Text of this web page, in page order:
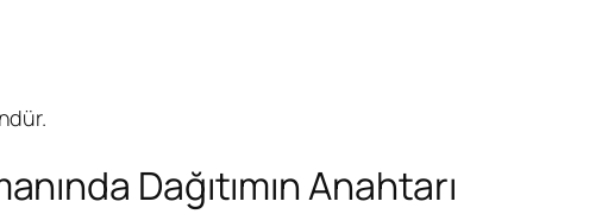
Dağıtımın Anahtarı